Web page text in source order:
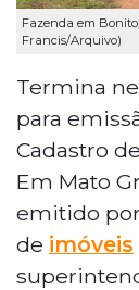
Fazenda em
Francis/Arquivo)
Termina
para
Cadastro
Em Mato
emitido
de imóveis